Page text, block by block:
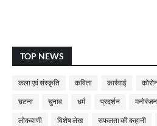
TOP NEWS
कला एवं संस्कृति कविता कार्रवाई
घटना चुनाव धर्म प्रदर्शन मनोरंजन
लोकवाणी विशेष लेख सफलता की कहानी